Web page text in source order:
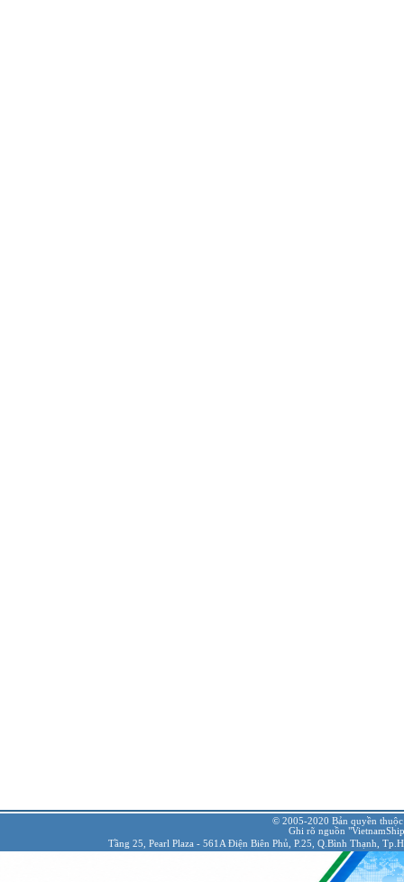
© 2005-2020 Bản quyền
Ghi rõ nguồn
Tầng 25, Pearl Plaza - 561A Điện Biên Phủ, P.25, Q.Bình Thạnh,